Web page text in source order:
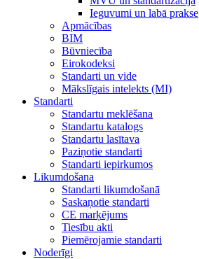
Ieguvumi un labā prakse
Apmācības
BIM
Būvniecība
Eirokodeksi
Standarti un vide
Mākslīgais intelekts (MI)
Standarti
Standartu meklēšana
Standartu katalogs
Standartu lasītava
Paziņotie standarti
Standarti iepirkumos
Likumdošana
Standarti likumdošanā
Saskaņotie standarti
CE marķējums
Tiesību akti
Piemērojamie standarti
Noderīgi